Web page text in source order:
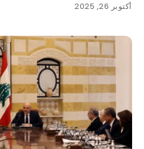
أكتوبر 26, 2025